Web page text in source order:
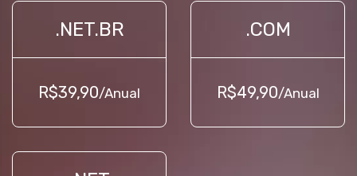
.NET.BR
R$39,90/Anual
.COM
R$49,90/Anual